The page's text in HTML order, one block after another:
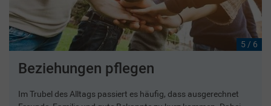
5 / 6
Beziehungen pflegen
Im Trubel des Alltags passiert es häufig, dass ausgerechnet